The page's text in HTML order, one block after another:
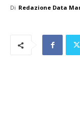
Di Redazione Data